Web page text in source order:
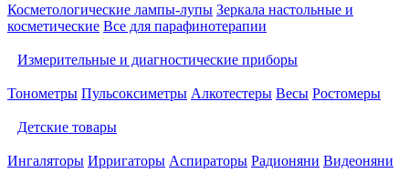
Косметологические лампы-лупы Зеркала настольные и
косметические Все для парафинотерапии
Измерительные и диагностические приборы
Тонометры Пульсоксиметры Алкотестеры Весы Ростомеры
Детские товары
Ингаляторы Ирригаторы Аспираторы Радионяни Видеоняни